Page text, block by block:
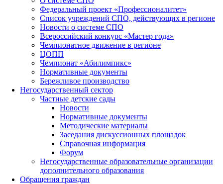
Федеральный проект «Профессионалитет»
Список учреждений СПО, действующих в регионе
Новости о системе СПО
Всероссийский конкурс «Мастер года»
Чемпионатное движение в регионе
ЦОПП
Чемпионат «Абилимпикс»
Нормативные документы
Бережливое производство
Негосударственный сектор
Частные детские сады
Новости
Нормативные документы
Методические материалы
Заседания дискуссионных площадок
Справочная информация
Форум
Негосударственные образовательные организации
дополнительного образования
Обращения граждан